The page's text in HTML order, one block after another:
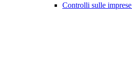
Controlli sulle imprese